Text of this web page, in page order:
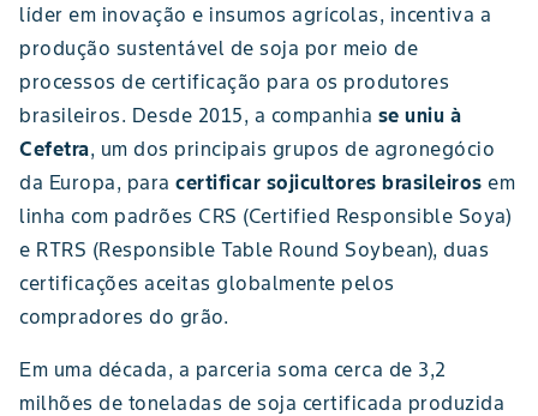
líder em inovação e insumos agrícolas, incentiva a
produção sustentável de soja por meio de
processos de certificação para os produtores
brasileiros. Desde 2015, a companhia se uniu à
Cefetra, um dos principais grupos de agronegócio
da Europa, para certificar sojicultores brasileiros em
linha com padrões CRS (Certified Responsible Soya)
e RTRS (Responsible Table Round Soybean), duas
certificações aceitas globalmente pelos
compradores do grão.
Em uma década, a parceria soma cerca de 3,2
milhões de toneladas de soja certificada produzida